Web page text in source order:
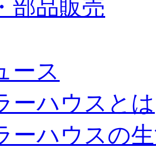
部品販売
ース
ーハウスとは
ーハウスの